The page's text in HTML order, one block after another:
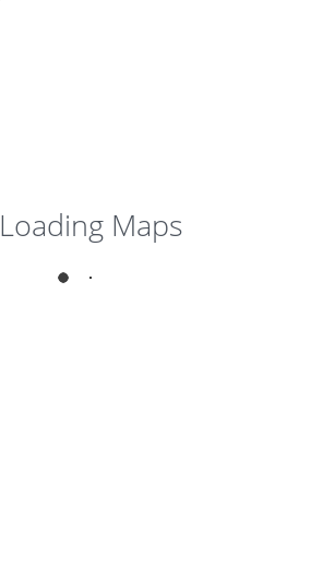
Passeio Inesquecível
Loading Maps